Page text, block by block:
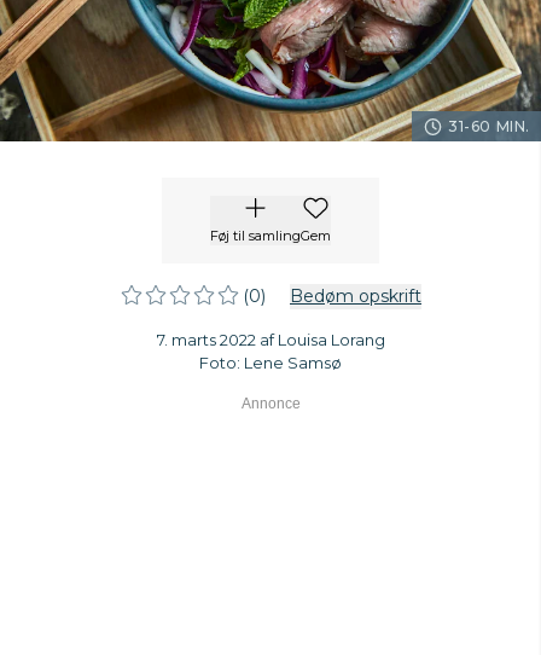
31-60 MIN.
Føj til samlingGem
(0) Bedøm opskrift
7. marts 2022 af Louisa Lorang
Foto: Lene Samsø